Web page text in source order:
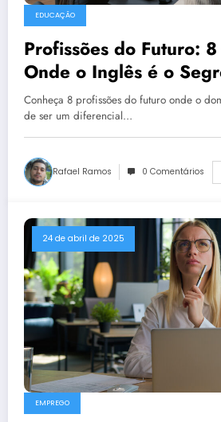
EDUCAÇÃO
Profissões do Futuro:
Onde o Inglês é o
Sucesso
Conheça 8 profissões do futuro onde o
de ser um diferencial…
Rafael Ramos 0 Comentários
24 de abril de 2025
EMPREGO